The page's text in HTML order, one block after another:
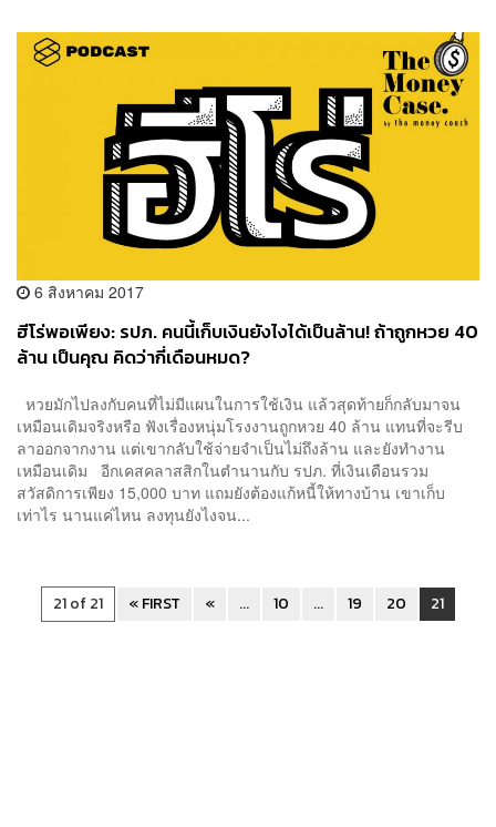
6 สิงหาคม 2017
ฮีโร่พอเพียง: รปภ. คนนี้เก็บเงินยังไงได้เป็นล้าน! ถ้าถูกหวย 40
ล้าน เป็นคุณ คิดว่ากี่เดือนหมด?
หวยมักไปลงกับคนที่ไม่มีแผนในการใช้เงิน แล้วสุดท้ายก็กลับมาจน
เหมือนเดิมจริงหรือ ฟังเรื่องหนุ่มโรงงานถูกหวย 40 ล้าน แทนที่จะรีบ
ลาออกจากงาน แต่เขากลับใช้จ่ายจำเป็นไม่ถึงล้าน และยังทำงาน
เหมือนเดิม อีกเคสคลาสสิกในตำนานกับ รปภ. ที่เงินเดือนรวม
สวัสดิการเพียง 15,000 บาท แถมยังต้องแก้หนี้ให้ทางบ้าน เขาเก็บ
เท่าไร นานแค่ไหน ลงทุนยังไงจน...
21 of 21 « FIRST « ... 10 ... 19 20 21